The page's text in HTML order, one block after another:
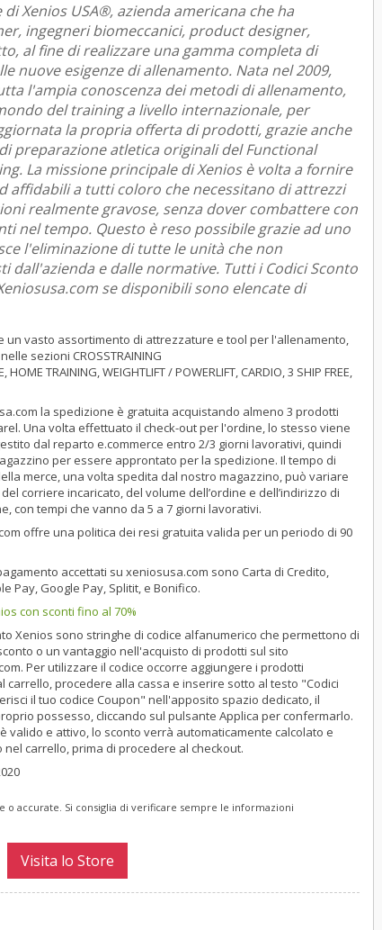
Xenios USA®, azienda americana che ha
ingegneri biomeccanici, product designer,
al fine di realizzare una gamma completa di
nuove esigenze di allenamento. Nata nel 2009,
l'ampia conoscenza dei metodi di allenamento,
del training a livello internazionale, per
la propria offerta di prodotti, grazie anche
preparazione atletica originali del Functional
La missione principale di Xenios è volta a fornire
affidabili a tutti coloro che necessitano di attrezzi
realmente gravose, senza dover combattere con
nel tempo. Questo è reso possibile grazie ad uno
l'eliminazione di tutte le unità che non
e dalle normative. Tutti i Codici Sconto
se disponibili sono elencate di
un vasto assortimento di attrezzature e tool per l'allenamento,
sezioni CROSSTRAINING
HOME TRAINING, WEIGHTLIFT / POWERLIFT, CARDIO, 3 SHIP FREE,
la spedizione è gratuita acquistando almeno 3 prodotti
Una volta effettuato il check-out per l'ordine, lo stesso viene
dal reparto e.commerce entro 2/3 giorni lavorativi, quindi
per essere approntato per la spedizione. Il tempo di
merce, una volta spedita dal nostro magazzino, può variare
corriere incaricato, del volume dell’ordine e dell’indirizzo di
con tempi che vanno da 5 a 7 giorni lavorativi.
offre una politica dei resi gratuita valida per un periodo di 90
accettati su xeniosusa.com sono Carta di Credito,
Pay, Google Pay, Splitit, e Bonifico.
con sconti fino al 70%
Xenios sono stringhe di codice alfanumerico che permettono di
o un vantaggio nell'acquisto di prodotti sul sito
Per utilizzare il codice occorre aggiungere i prodotti
carrello, procedere alla cassa e inserire sotto al testo "Codici
il tuo codice Coupon" nell'apposito spazio dedicato, il
possesso, cliccando sul pulsante Applica per confermarlo.
valido e attivo, lo sconto verrà automaticamente calcolato e
nel carrello, prima di procedere al checkout.
o accurate. Si consiglia di verificare sempre le informazioni
Visita lo Store